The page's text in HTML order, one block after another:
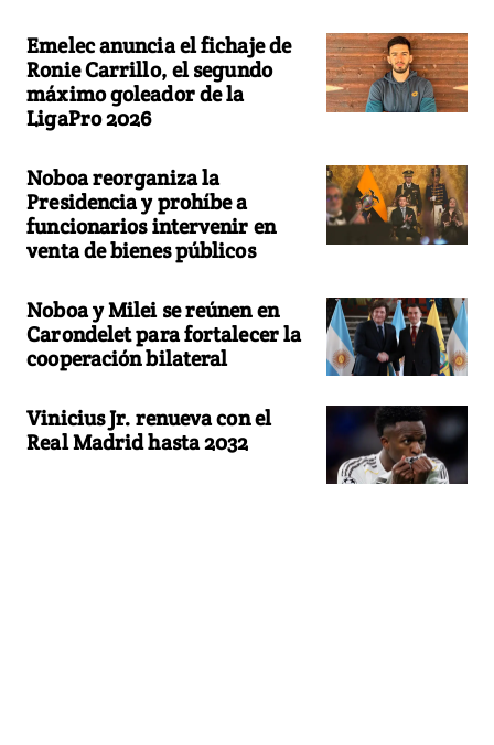
Emelec anuncia el fichaje de
Ronie Carrillo, el segundo
máximo goleador de la
LigaPro 2026
Noboa reorganiza la
Presidencia y prohíbe a
funcionarios intervenir en
venta de bienes públicos
Noboa y Milei se reúnen en
Carondelet para fortalecer la
cooperación bilateral
Vinicius Jr. renueva con el
Real Madrid hasta 2032